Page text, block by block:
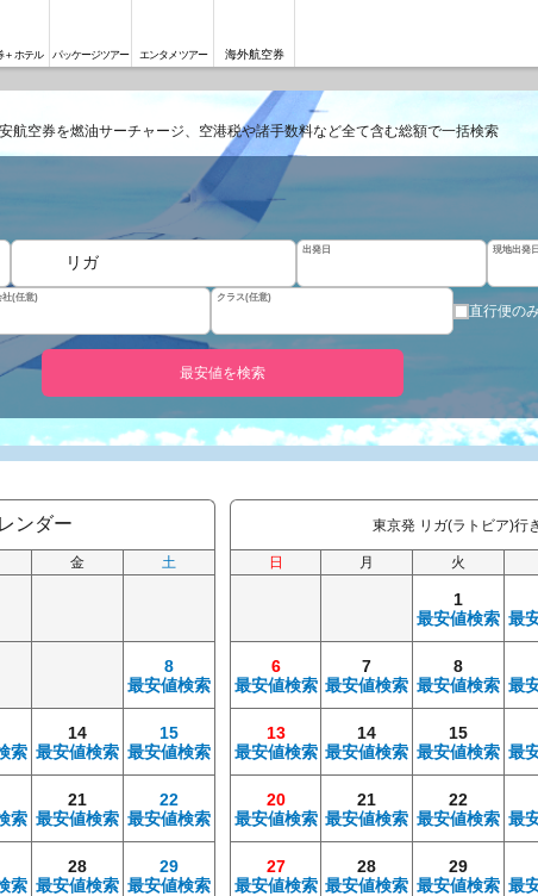
＋ホテル パッケージツアー エンタメツアー 海外航空券
航空券を燃油サーチャージ、空港税や諸手数料など全て含む総額で一括検索
リガ
出発日 現地出発日
社(任意) クラス(任意)
直行便の
最安値を検索
ンダー
金 土
8
最安値検索
索
14
最安値検索
15
最安値検索
索
21
最安値検索
22
最安値検索
索
28
最安値検索
29
最安値検索
東京発 リガ(ラトビア)行
日 月 火
1
最安値検索 最
6
最安値検索
7
最安値検索
8
最安値検索 最
13
最安値検索
14
最安値検索
15
最安値検索 最
20
最安値検索
21
最安値検索
22
最安値検索 最
27
最安値検索
28
最安値検索
29
最安値検索 最